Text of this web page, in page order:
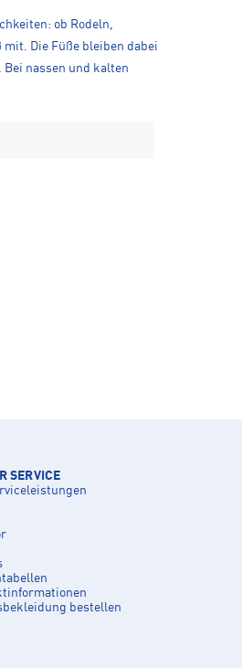
ob Rodeln,
Die Füße bleiben dabei
nassen und kalten
SERVICE
bestellen